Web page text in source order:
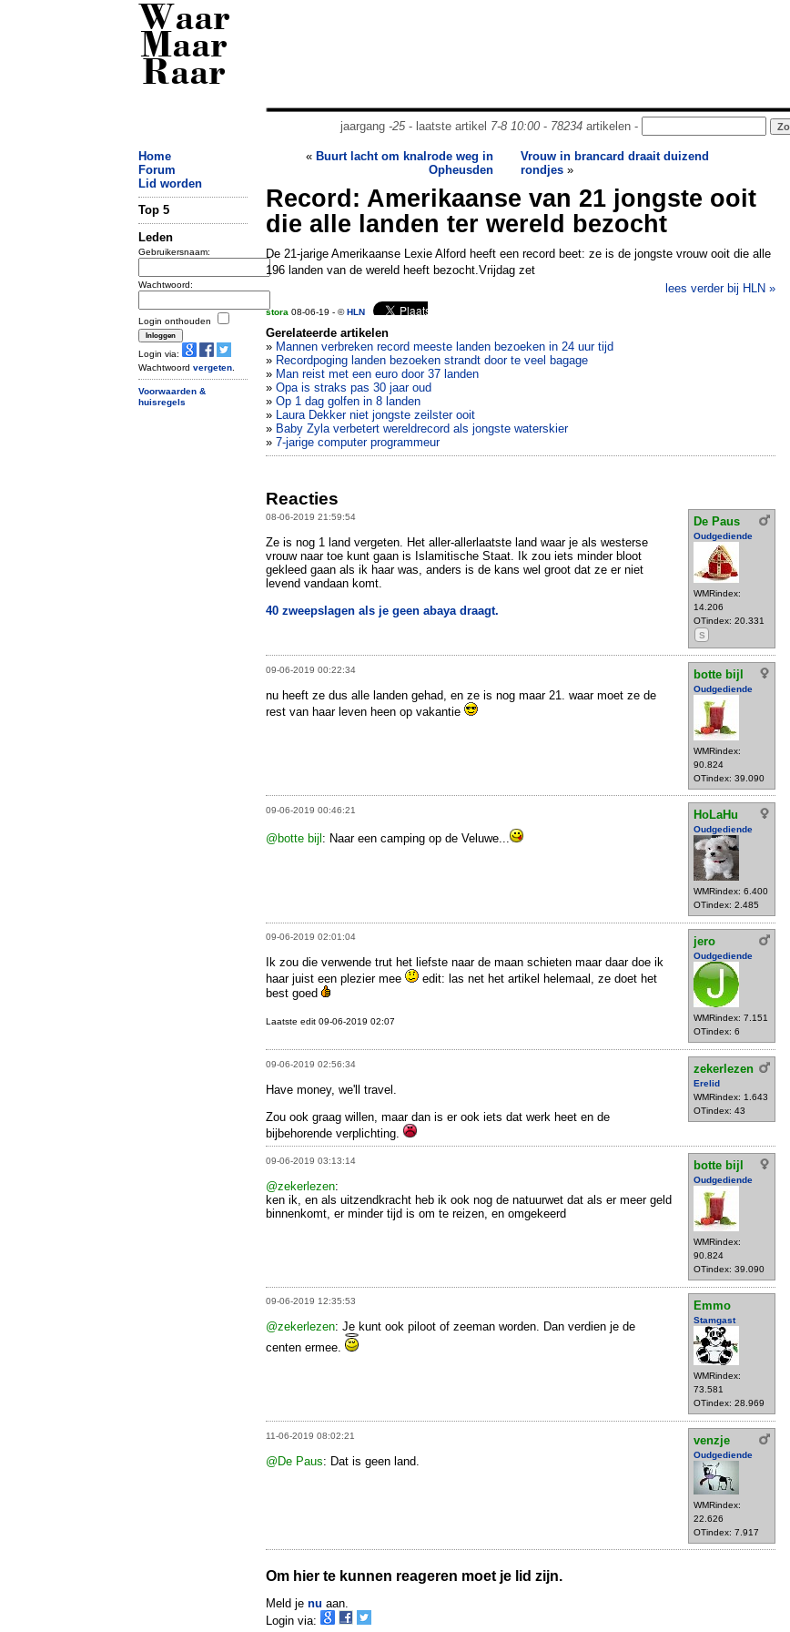
Waar
Maar
Raar
jaargang -25- laatste artikel 7-8 10:00- 78234artikelen -
Home
Forum
Lid worden
Top 5
Leden
Gebruikersnaam:
Wachtwoord:
Login onthouden
Login via:
Wachtwoord vergeten
Voorwaarden &
huisregels
« Buurt lacht om knalrode weg in
Opheusden
Vrouw in brancard draait duizend
rondjes »
Record: Amerikaanse van 21 jongste ooit
die alle landen ter wereld bezocht
De 21-jarige Amerikaanse Lexie Alford heeft een record beet: ze is de jongste vrouw ooit die alle
196 landen van de wereld heeft bezocht.Vrijdag zet
lees verder bij HLN »
stora 08-06-19 - ©HLN
Gerelateerde artikelen
» Mannen verbreken record meeste landen bezoeken in 24 uur tijd
» Recordpoging landen bezoeken strandt door te veel bagage
» Man reist met een euro door 37 landen
» Opa is straks pas 30 jaar oud
» Op 1 dag golfen in 8 landen
» Laura Dekker niet jongste zeilster ooit
» Baby Zyla verbetert wereldrecord als jongste waterskier
» 7-jarige computer programmeur
Reacties
08-06-2019 21:59:54 De Paus
Oudgediende
WMRindex:
14.206
OTindex: 20.331
S
Ze is nog 1 land vergeten. Het aller-allerlaatste land waar je als westerse
vrouw naar toe kunt gaan is Islamitische Staat. Ik zou iets minder bloot
gekleed gaan als ik haar was, anders is de kans wel groot dat ze er niet
levend vandaan komt.
40 zweepslagen als je geen abaya draagt.
09-06-2019 00:22:34 botte bijl
Oudgediende
WMRindex:
90.824
OTindex: 39.090
nu heeft ze dus alle landen gehad, en ze is nog maar 21. waar moet ze de
rest van haar leven heen op vakantie
09-06-2019 00:46:21 HoLaHu
Oudgediende
WMRindex: 6.400
OTindex: 2.485
@botte bijl : Naar een camping op de Veluwe...
09-06-2019 02:01:04 jero
Oudgediende
WMRindex: 7.151
OTindex: 6
Ik zou die verwende trut het liefste naar de maan schieten maar daar doe ik
haar juist een plezier mee
edit: las net het artikel helemaal, ze doet het
best goed
Laatste edit 09-06-2019 02:07
09-06-2019 02:56:34 zekerlezen
Erelid
WMRindex: 1.643
OTindex: 43
Have money, we'll travel.
Zou ook graag willen, maar dan is er ook iets dat werk heet en de
bijbehorende verplichting.
09-06-2019 03:13:14 botte bijl
Oudgediende
WMRindex:
90.824
OTindex: 39.090
@zekerlezen:
ken ik, en als uitzendkracht heb ik ook nog de natuurwet dat als er meer geld
binnenkomt, er minder tijd is om te reizen, en omgekeerd
09-06-2019 12:35:53 Emmo
Stamgast
WMRindex:
73.581
OTindex: 28.969
@zekerlezen: Je kunt ook piloot of zeeman worden. Dan verdien je de
centen ermee.
11-06-2019 08:02:21 venzje
Oudgediende
WMRindex:
22.626
OTindex: 7.917
@De Paus: Dat is geen land.
Om hier te kunnen reageren moet je lid zijn.
Meld je nu aan.
Login via: